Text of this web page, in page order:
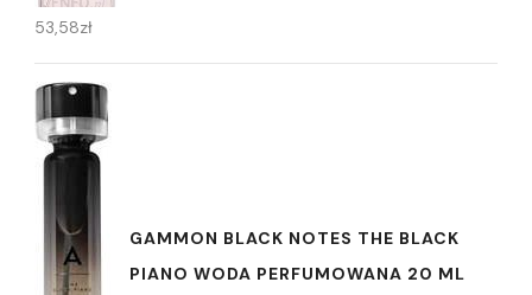
53,58zł
GAMMON BLACK NOTES THE BLACK
PIANO WODA PERFUMOWANA 20 ML